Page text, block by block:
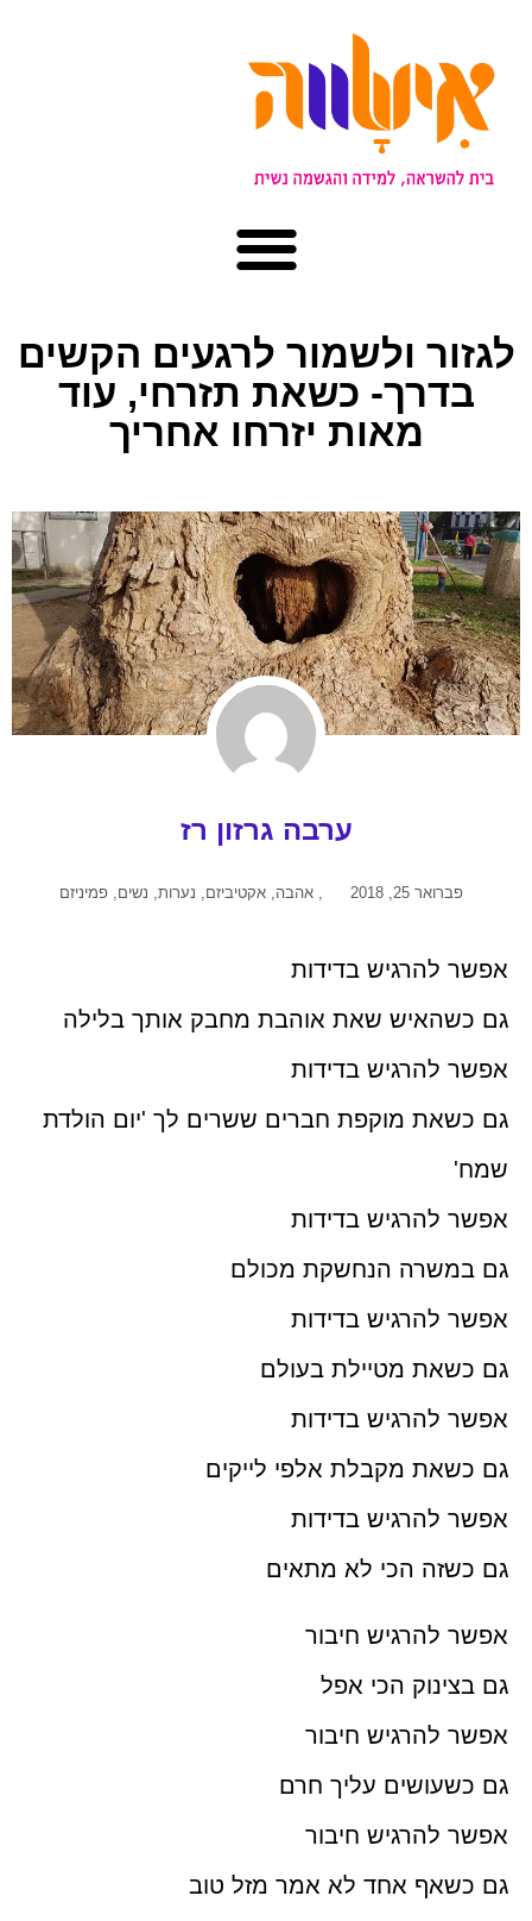
לגזור ולשמור לרגעים הקשים
בדרך- כשאת תזרחי, עוד
מאות יזרחו אחריך
ערבה גרזון רז
פברואר 25, 2018 אהבה אקטיביזם נערות נשים פמיניזם
אפשר להרגיש בדידות
גם כשהאיש שאת אוהבת מחבק אותך בלילה
אפשר להרגיש בדידות
גם כשאת מוקפת חברים ששרים לך 'יום הולדת
שמח'
אפשר להרגיש בדידות
גם במשרה הנחשקת מכולם
אפשר להרגיש בדידות
גם כשאת מטיילת בעולם
אפשר להרגיש בדידות
גם כשאת מקבלת אלפי לייקים
אפשר להרגיש בדידות
גם כשזה הכי לא מתאים
אפשר להרגיש חיבור
גם בצינוק הכי אפל
אפשר להרגיש חיבור
גם כשעושים עליך חרם
אפשר להרגיש חיבור
גם כשאף אחד לא אמר מזל טוב